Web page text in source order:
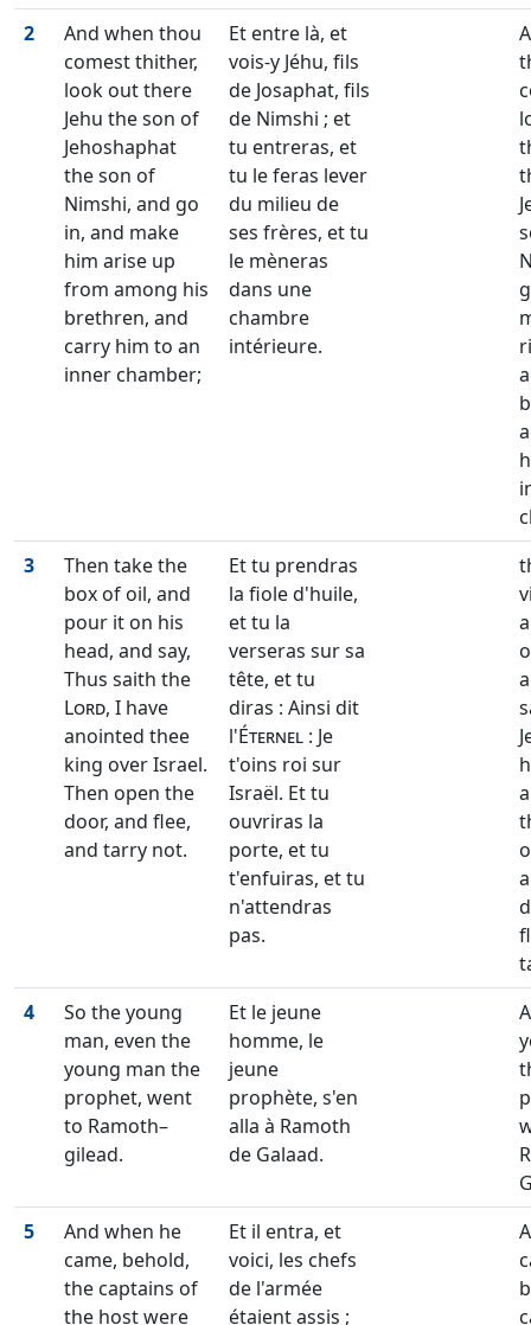
2
And when thou
comest thither,
look out there
Jehu the son of
Jehoshaphat
the son of
Nimshi, and go
in, and make
him arise up
from among his
brethren, and
carry him to an
inner chamber;
Et entre là, et
vois-y Jéhu, fils
de Josaphat, fils
de Nimshi ; et
tu entreras, et
tu le feras lever
du milieu de
ses frères, et tu
le mèneras
dans une
chambre
intérieure.
3
Then take the
box of oil, and
pour it on his
head, and say,
Thus saith the
Lord, I have
anointed thee
king over Israel.
Then open the
door, and flee,
and tarry not.
Et tu prendras
la fiole d'huile,
et tu la
verseras sur sa
tête, et tu
diras : Ainsi dit
l'Éternel : Je
t'oins roi sur
Israël. Et tu
ouvriras la
porte, et tu
t'enfuiras, et tu
n'attendras
pas.
4
So the young
man, even the
young man the
prophet, went
to Ramoth–
gilead.
Et le jeune
homme, le
jeune
prophète, s'en
alla à Ramoth
de Galaad.
5
And when he
came, behold,
the captains of
the host were
Et il entra, et
voici, les chefs
de l'armée
étaient assis ;